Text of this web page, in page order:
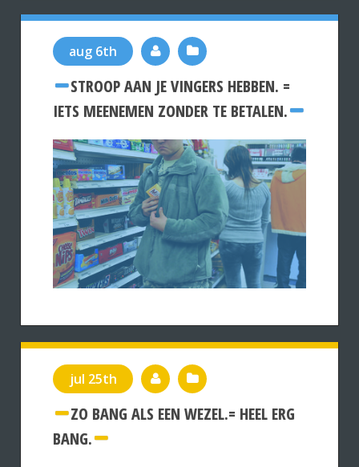
aug 6th
STROOP AAN JE VINGERS HEBBEN. =
IETS MEENEMEN ZONDER TE BETALEN.
jul 25th
ZO BANG ALS EEN WEZEL.= HEEL ERG
BANG.